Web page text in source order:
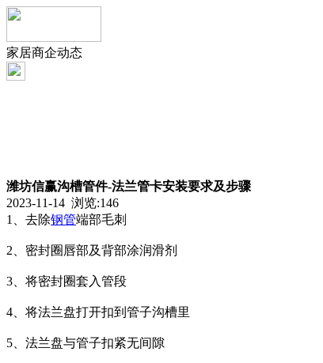
家居商企动态
潍坊信赢沟槽管件-法兰管卡安装要求及步骤
2023-11-14 浏览:146
1、去除钢管端部毛刺
2、密封圈唇部及背部涂润滑剂
3、将密封圈套入管段
4、将法兰盘打开扣到管子沟槽里
5、法兰盘与管子扣紧无间隙